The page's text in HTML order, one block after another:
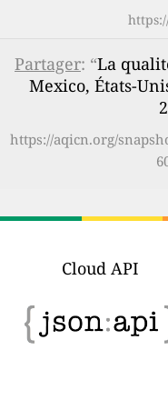
Partager: “La
Mexico, États-
https://aqicn.org/
Cloud API